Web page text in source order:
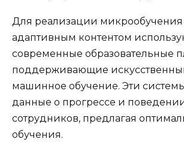
Для реализации микрообучения
адаптивным контентом
современные образовательные
поддерживающие
машинное обучение. Эти
данные о прогрессе и
сотрудников, предлагая
обучения.